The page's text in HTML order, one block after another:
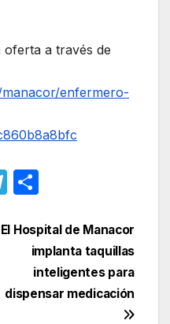
oferta a través de
enfermero-
T
e
a
m
m
p
ar
tir
El Hospital de Manacor
implanta taquillas
inteligentes para
dispensar medicación